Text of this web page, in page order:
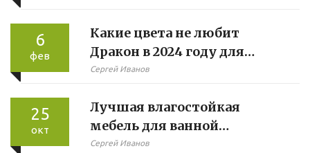
6
фев
Какие цвета не любит
Дракон в 2024 году для
мягкой мебели
Сергей Иванов
25
окт
Лучшая влагостойкая
мебель для ванной
комнаты: Как выбрать?
Сергей Иванов